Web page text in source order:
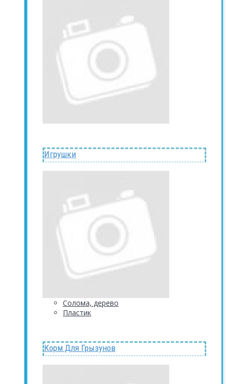
Игрушки
Солома, дерево
Пластик
Корм Для Грызунов